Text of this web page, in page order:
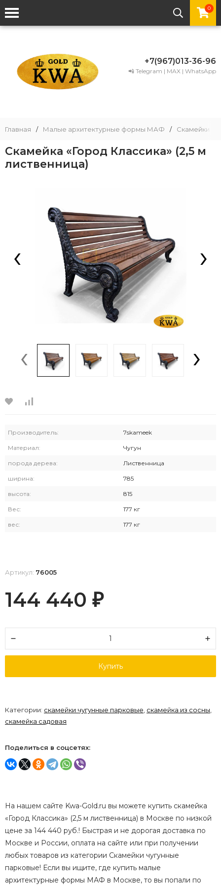
0
+7(967)013-36-96
📲 Telegram | MAX | WhatsApp
Главная / Малые архитектурные формы МАФ / Скамейки
Скамейка «Город Классика» (2,5 м
лиственница)
‹ ›
‹ ›
Производитель: 7skameek
Материал: Чугун
порода дерева: Лиственница
ширина: 785
высота: 815
Вес: 177 кг
вес: 177 кг
Артикул: 76005
144 440 ₽
Купить
Категории: скамейки чугунные парковые, скамейка из сосны,
скамейка садовая
Поделиться в соцсетях:
На нашем сайте Kwa-Gold.ru вы можете купить скамейка
«Город Классика» (2,5 м лиственница) в Москве по низкой
цене за 144 440 руб.! Быстрая и не дорогая доставка по
Москве и России, оплата на сайте или при получении
любых товаров из категории Скамейки чугунные
парковые! Если вы ищите, где купить малые
архитектурные формы МАФ в Москве, то вы попали по